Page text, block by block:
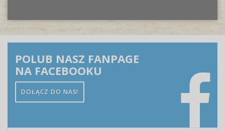
POLUB NASZ FANPAGE
NA FACEBOOKU
DOŁĄCZ DO NAS!